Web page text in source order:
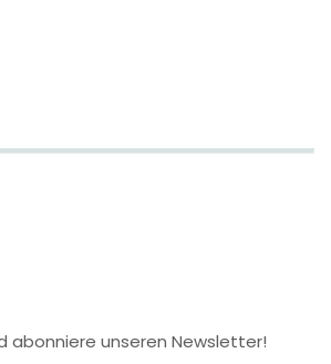
abonniere unseren Newsletter!